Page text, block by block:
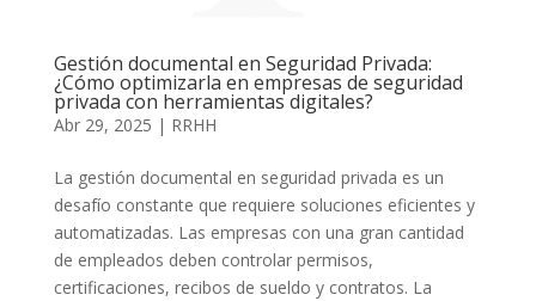
Gestión documental en Seguridad Privada:
¿Cómo optimizarla en empresas de seguridad
privada con herramientas digitales?
Abr 29, 2025 | RRHH
La gestión documental en seguridad privada es un
desafío constante que requiere soluciones eficientes y
automatizadas. Las empresas con una gran cantidad
de empleados deben controlar permisos,
certificaciones, recibos de sueldo y contratos. La